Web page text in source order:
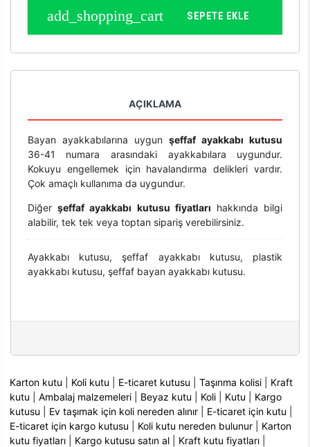
SEPETE EKLE
AÇIKLAMA
Bayan ayakkabılarına uygunşeffaf ayakkabı kutusu
36-41 numara arasındaki ayakkabılara uygundur.
Kokuyu engellemek için havalandırma delikleri vardır.
Çok amaçlı kullanıma da uygundur.
Diğerşeffaf ayakkabı kutusu fiyatları hakkında bilgi
alabilir, tek tek veya toptan sipariş verebilirsiniz.
Ayakkabı kutusu, şeffaf ayakkabı kutusu, plastik
ayakkabı kutusu, şeffaf bayan ayakkabı kutusu.
Karton kutu Koli kutu E-ticaret kutusu |Taşınma kolisi
Kraft
kutu |Ambalaj malzemeleri Beyaz kutu Koli Kutu
Kargo
kutusu
Ev taşımak için koli nereden alınır E-ticaret için kutu
E-ticaret için kargo kutusu
Koli kutu nereden bulunur
Karton
kutu fiyatları
Kargo kutusu satın al Kraft kutu fiyatları